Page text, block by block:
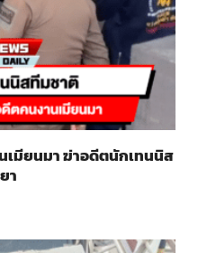
มียนมา ฆ่าอดีตนักเทนนิส
า